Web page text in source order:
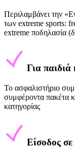
Περιλαμβάνει την
των extreme sports:
extreme ποδηλασία
Για παιδιά
Το ασφαλιστήριο
συμφέροντα πακέτα
κατηγορίας
Είσοδος